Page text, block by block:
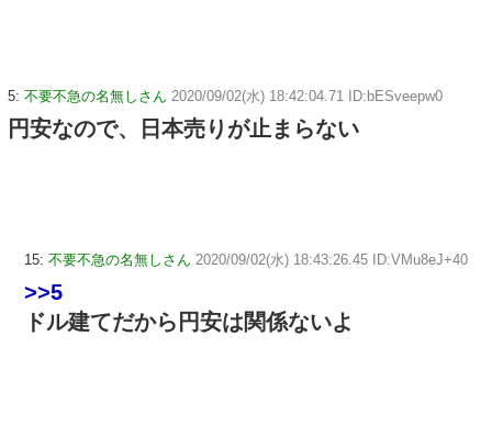
5: 不要不急の名無しさん 2020/09/02(水) 18:42:04.71 ID:bESveepw0
円安なので、日本売りが止まらない
15: 不要不急の名無しさん 2020/09/02(水) 18:43:26.45 ID:VMu8eJ+40
>>5
ドル建てだから円安は関係ないよ